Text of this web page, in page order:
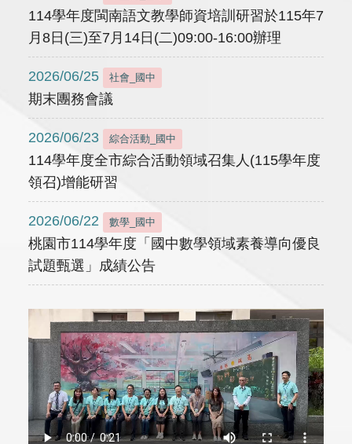
114學年度閩南語文教學師資培訓研習於115年7
月8日(三)至7月14日(二)09:00-16:00辦理
2026/06/25 社會_國中
期末團務會議
2026/06/23 綜合活動_國中
114學年度全市綜合活動領域召集人(115學年度
領召)增能研習
2026/06/22 數學_國中
桃園市114學年度「國中數學領域素養導向優良
試題甄選」成績公告